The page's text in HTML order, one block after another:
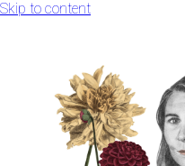
Skip to content